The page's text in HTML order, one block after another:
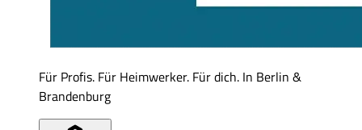
Für Profis. Für Heimwerker. Für dich. In Berlin &
Brandenburg